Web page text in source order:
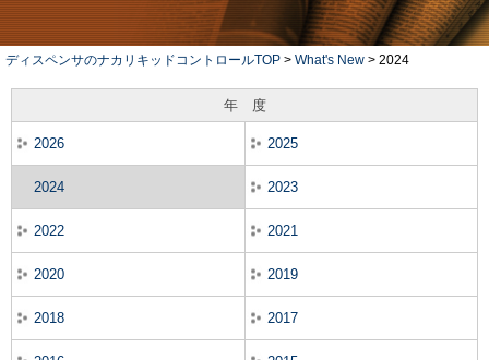
ディスペンサのナカリキッドコントロールTOP > What's New > 2024
年 度
2026 2025
2024 2023
2022 2021
2020 2019
2018 2017